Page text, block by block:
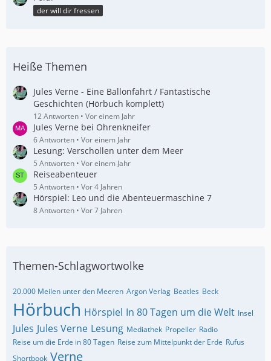
der will dir fressen
Heiße Themen
Jules Verne - Eine Ballonfahrt / Fantastische
Geschichten (Hörbuch komplett)
12 Antworten Vor einem Jahr
Jules Verne bei Ohrenkneifer
6 Antworten Vor einem Jahr
Lesung: Verschollen unter dem Meer
5 Antworten Vor einem Jahr
Reiseabenteuer
5 Antworten Vor 4 Jahren
Hörspiel: Leo und die Abenteuermaschine 7
8 Antworten Vor 7 Jahren
Themen-Schlagwortwolke
20.000 Meilen unter den Meeren Argon Verlag Beatles Beck
Hörbuch Hörspiel In 80 Tagen um die Welt Insel
Jules Jules Verne Lesung Mediathek Propeller Radio
Reise um die Erde in 80 Tagen Reise zum Mittelpunkt der Erde Rufus
Shortbook Verne